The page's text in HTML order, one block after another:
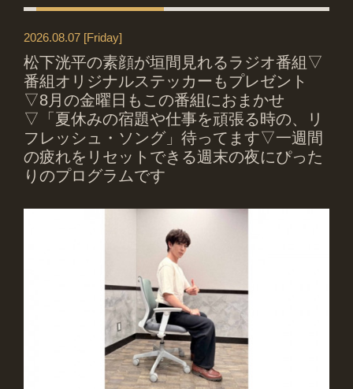
2026.08.07 [Friday]
松下洸平の素顔が垣間見れるラジオ番組▽
番組オリジナルステッカーもプレゼント
▽8月の金曜日もこの番組におまかせ
▽「夏休みの宿題や仕事を頑張る時の、リ
フレッシュ・ソング」待ってます▽一週間
の疲れをリセットできる週末の夜にぴった
りのプログラムです